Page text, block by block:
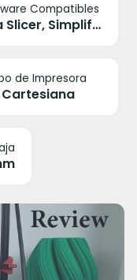
Compatibles
Cura Slicer, Simplify 3D
de Impresora
Cartesiana